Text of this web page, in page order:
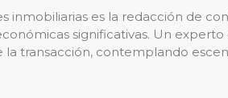
inmobiliarias es la redacción de
significativas. Un
transacción, contemplando